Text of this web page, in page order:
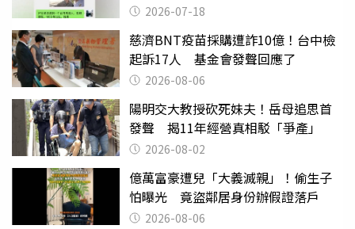
2026-07-18
慈濟BNT疫苗採購遭詐10億！台中檢
起訴17人 基金會發聲回應了
2026-08-06
陽明交大教授砍死妹夫！岳母追思首
發聲 揭11年經營真相駁「爭產」
2026-08-02
億萬富豪遭兒「大義滅親」！偷生子
怕曝光 竟盜鄰居身份辦假證落戶
2026-08-06